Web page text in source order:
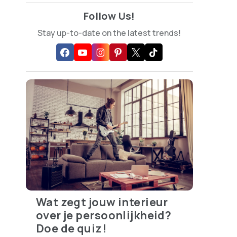
Follow Us!
Stay up-to-date on the latest trends!
Wat zegt jouw interieur
over je persoonlijkheid?
Doe de quiz!